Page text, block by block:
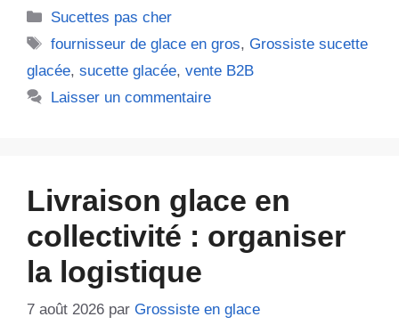
Catégories
Sucettes pas cher
Étiquettes
fournisseur de glace en gros,Grossiste sucette
glacée, sucette glacée, vente B2B
Laisser un commentaire
Livraison glace en
collectivité : organiser
la logistique
7 août 2026 par Grossiste en glace